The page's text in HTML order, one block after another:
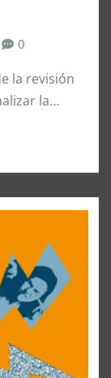
0
la revisión
la…